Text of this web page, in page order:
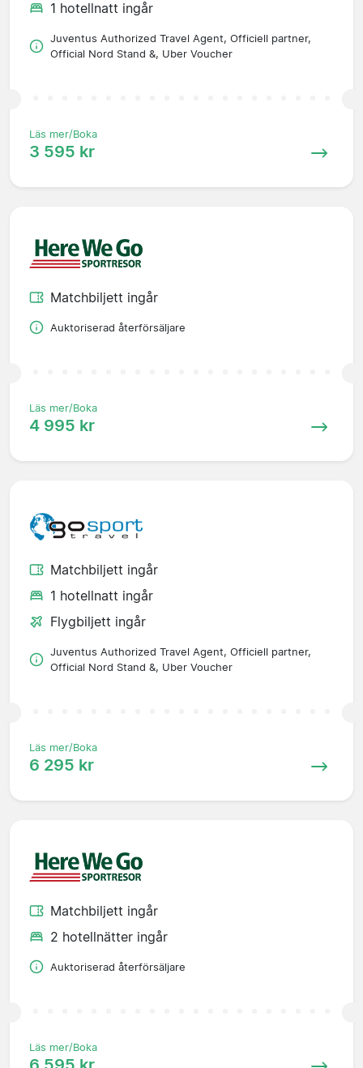
1 hotellnatt ingår
Juventus Authorized Travel Agent, Officiell partner,
Official Nord Stand &, Uber Voucher
Läs mer/Boka
3 595 kr
Matchbiljett ingår
Auktoriserad återförsäljare
Läs mer/Boka
4 995 kr
Matchbiljett ingår
1 hotellnatt ingår
Flygbiljett ingår
Juventus Authorized Travel Agent, Officiell partner,
Official Nord Stand &, Uber Voucher
Läs mer/Boka
6 295 kr
Matchbiljett ingår
2 hotellnätter ingår
Auktoriserad återförsäljare
Läs mer/Boka